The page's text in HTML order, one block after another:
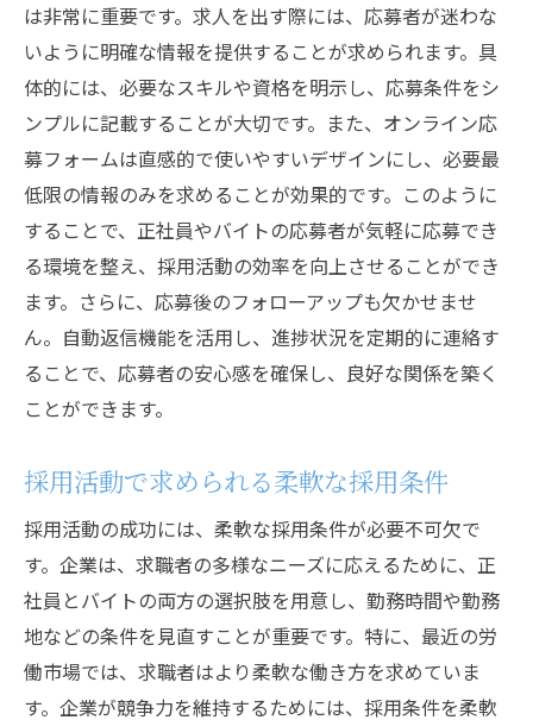
は非常に重要です。求人を出す際には、応募者が迷わな
いように明確な情報を提供することが求められます。具
体的には、必要なスキルや資格を明示し、応募条件をシ
ンプルに記載することが大切です。また、オンライン応
募フォームは直感的で使いやすいデザインにし、必要最
低限の情報のみを求めることが効果的です。このように
することで、正社員やバイトの応募者が気軽に応募でき
る環境を整え、採用活動の効率を向上させることができ
ます。さらに、応募後のフォローアップも欠かせませ
ん。自動返信機能を活用し、進捗状況を定期的に連絡す
ることで、応募者の安心感を確保し、良好な関係を築く
ことができます。
採用活動で求められる柔軟な採用条件
採用活動の成功には、柔軟な採用条件が必要不可欠で
す。企業は、求職者の多様なニーズに応えるために、正
社員とバイトの両方の選択肢を用意し、勤務時間や勤務
地などの条件を見直すことが重要です。特に、最近の労
働市場では、求職者はより柔軟な働き方を求めていま
す。企業が競争力を維持するためには、採用条件を柔軟